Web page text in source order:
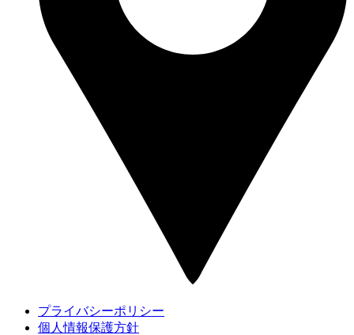
プライバシーポリシー
個人情報保護方針